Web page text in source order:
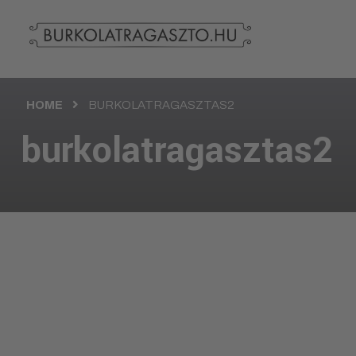
HOME BURKOLATRAGASZTAS2
burkolatragasztas2